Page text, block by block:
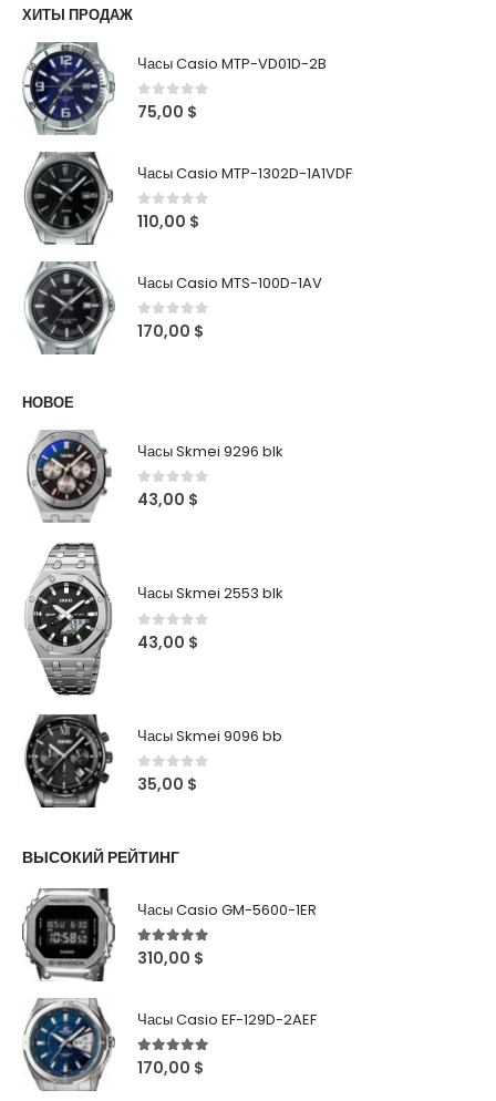
ХИТЫ ПРОДАЖ
Часы Casio MTP-VD01D-2B
0out of 5
75,00 $
Часы Casio MTP-1302D-1A1VDF
0out of 5
110,00 $
Часы Casio MTS-100D-1AV
0out of 5
170,00 $
НОВОЕ
Часы Skmei 9296 blk
0 out of 5
43,00 $
Часы Skmei 2553 blk
0 out of 5
43,00 $
Часы Skmei 9096 bb
0out of 5
35,00 $
ВЫСОКИЙ РЕЙТИНГ
Часы Casio GM-5600-1ER
5out of 5
310,00 $
Часы Casio EF-129D-2AEF
5out of 5
170,00 $